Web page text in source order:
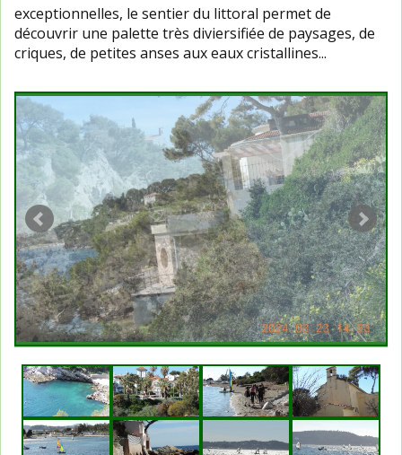
exceptionnelles, le sentier du littoral permet de
découvrir une palette très diviersifiée de paysages, de
criques, de petites anses aux eaux cristallines...